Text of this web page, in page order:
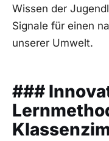
‌Wissen der
Signale für einen
unserer​ Umwelt.
###⁢